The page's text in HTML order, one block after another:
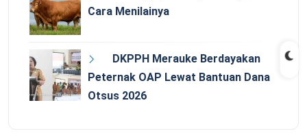
Cara Menilainya
DKPPH Merauke Berdayakan
Peternak OAP Lewat Bantuan Dana
Otsus 2026